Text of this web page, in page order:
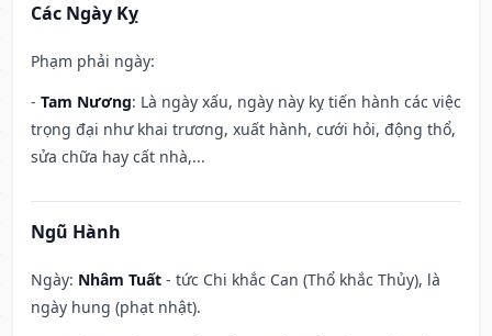
Các Ngày Kỵ
Phạm phải ngày:
- Tam Nương: Là ngày xấu, ngày này kỵ tiến hành các việc
trọng đại như khai trương, xuất hành, cưới hỏi, động thổ,
sửa chữa hay cất nhà,...
Ngũ Hành
Ngày: Nhâm Tuất - tức Chi khắc Can (Thổ khắc Thủy), là
ngày hung (phạt nhật).